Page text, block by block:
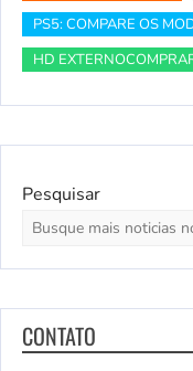
PS5: COMPARE OS
HD
Pesquisar
CONTATO